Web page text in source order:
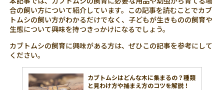
合の飼い方について紹介しています。この記事を読むことでカブ
トムシの飼い方がわかるだけでなく、子どもが生きものの飼育や
生態について興味を持つきっかけになるでしょう。
カブトムシの飼育に興味がある方は、ぜひこの記事を参考にして
ください。
カブトムシはどんな木に集まるの？種類
と見わけ方や捕まえ方のコツを解説！